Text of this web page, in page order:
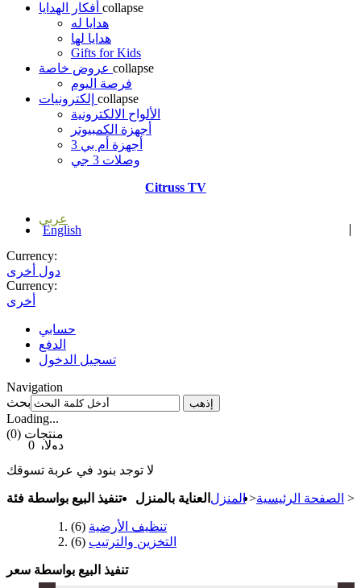
أفكار الهدايا collapse
هدايا له
هدايا لها
Gifts for Kids
عروض خاصة collapse
فرصة اليوم
إلكترونيات collapse
الألواح الالكترونية
أجهزة الكمبيوتر
أجهزة أم بي 3
وصلات 3 جي
Citruss TV
عربي
English
Currency:
دول أخرى
Currency:
أخرى
حسابي
الدفع
تسجيل الدخول
Navigation
بحث
إذهب
Loading...
(0) منتجات
0 دولار
لا توجد بنود في عربة تسوقك
الصفحة الرئيسية > المنزل > العناية بالمنزل تنفيذ البيع بواسطة فئة
تنظيف الأرضية (6)
التخزين والترتيب (6)
تنفيذ البيع بواسطة سعر